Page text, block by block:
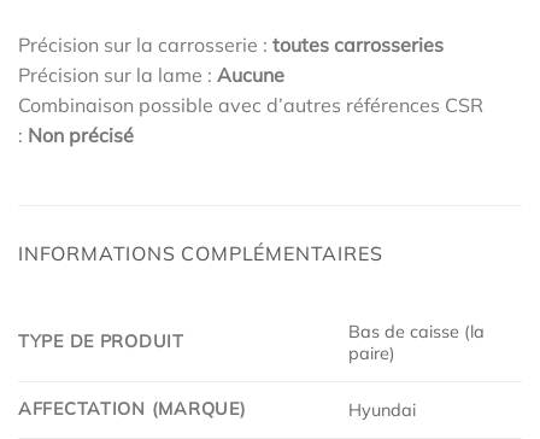
Précision sur la carrosserie : toutes carrosseries
Précision sur la lame : Aucune
Combinaison possible avec d’autres références CSR
: Non précisé
INFORMATIONS COMPLÉMENTAIRES
TYPE DE PRODUIT
Bas de caisse (la
paire)
AFFECTATION (MARQUE) Hyundai